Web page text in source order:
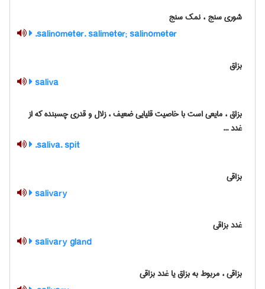
شوری سنج ، نمک سنج
salinometer. salimeter; salinometer.
بزاق
saliva
بزاق ، مایعی است با خاصیت قلیایی ضعیف ، زلال و قدری چسبنده که از
غدد ...
saliva. spit.
بزاقی
salivary
غدد بزاقی
salivary gland
بزاقی ، مربوط به بزاق یا غدد بزاقی